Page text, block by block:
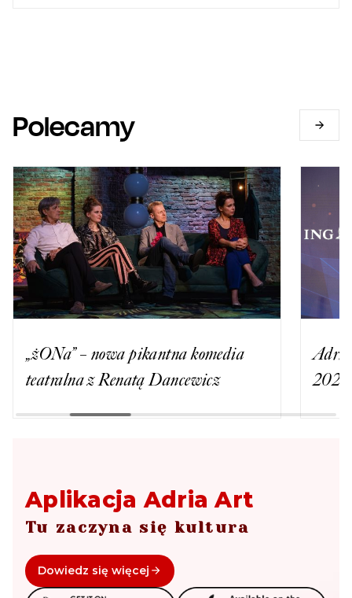
Polecamy
„żONa” – nowa pikantna komedia
teatralna z Renatą Dancewicz
2026
Aplikacja Adria Art
Tu zaczyna się kultura
Dowiedz się więcej